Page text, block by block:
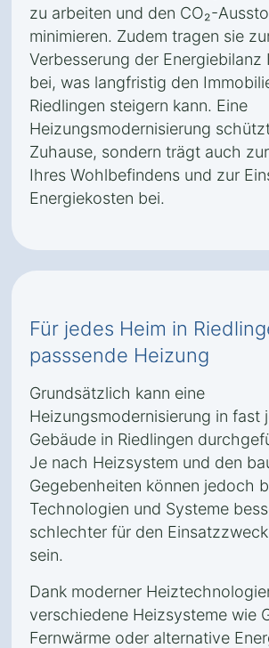
zu arbeiten und den CO₂-
minimieren. Zudem tragen sie
Verbesserung der Energiebilanz
bei, was langfristig den
Riedlingen steigern kann. Eine
Heizungsmodernisierung
Zuhause, sondern trägt auch
Ihres Wohlbefindens und zur
Energiekosten bei.
Für jedes Heim in
passsende Heizung
Grundsätzlich kann eine
Heizungsmodernisierung in fast
Gebäude in Riedlingen
Je nach Heizsystem und den
Gegebenheiten können jedoch
Technologien und Systeme
schlechter für den
sein.
Dank moderner
verschiedene Heizsysteme wie
Fernwärme oder alternative